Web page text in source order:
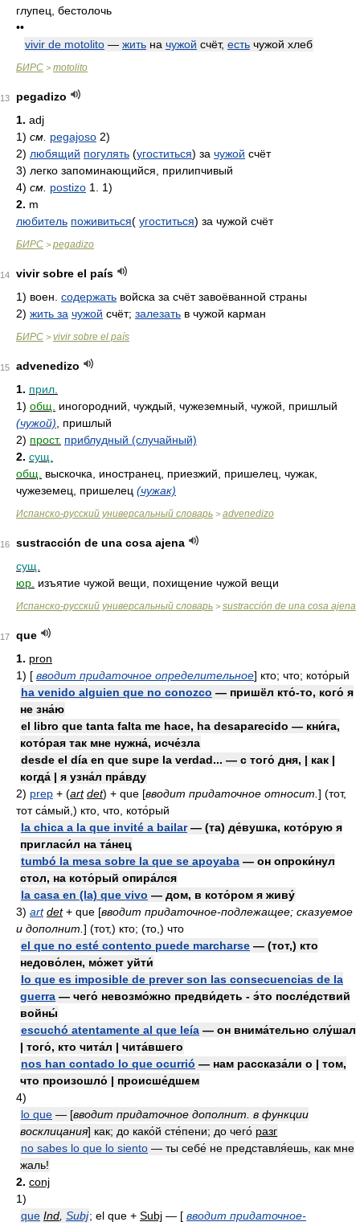
глупец, бестолочь
••
vivir de motolito — жить на чужой счёт, есть чужой хлеб
БИРС > motolito
13
pegadizo
1. adj
1) см. pegajoso 2)
2) любящий погулять (угоститься) за чужой счёт
3) легко запоминающийся, прилипчивый
4) см. postizo 1. 1)
2. m
любитель поживиться( угоститься) за чужой счёт
БИРС > pegadizo
14
vivir sobre el país
1) воен. содержать войска за счёт завоёванной страны
2) жить за чужой счёт; залезать в чужой карман
БИРС > vivir sobre el país
15
advenedizo
1. прил.
1) общ.
иногородний, чуждый, чужеземный, чужой, пришлый
(чужой) , пришлый
2) прост. приблудный (случайный)
2. сущ.
общ.
выскочка, иностранец, приезжий, пришелец, чужак,
чужеземец, пришелец (чужак)
Испанско-русский универсальный словарь > advenedizo
16
sustracción de una cosa ajena
сущ.
юр. изъятие чужой вещи, похищение чужой вещи
Испанско-русский универсальный словарь > sustracción de una cosa ajena
17
que
1. pron
1) [ вводит придаточное определительное] кто; что; кото́рый
ha venido alguien que no conozco — пришёл кто́-то, кого́ я
не зна́ю
el libro que tanta falta me hace, ha desaparecido — кни́га,
кото́рая так мне нужна́, исче́зла
desde el día en que supe la verdad... — с того́ дня, | как |
когда́ | я узна́л пра́вду
2) prep + (art det) + que [вводит придаточное относит. ] (тот,
тот са́мый,) кто, что, кото́рый
la chica a la que invité a bailar— (та) де́вушка, кото́рую я
пригласи́л на та́нец
tumbó la mesa sobre la que se apoyaba — он опроки́нул
стол, на кото́рый опира́лся
la casa en (la) que vivo — дом, в кото́ром я живу́
3) art det+ que [вводит придаточное-подлежащее; сказуемое
и дополнит. ] (тот,) кто; (то,) что
el que no esté contento puede marcharse — (тот,) кто
недово́лен, мо́жет уйти́
lo que es imposible de prever son las consecuencias de la
guerra — чего́ невозмо́жно предви́деть - э́то после́дствий
войны́
escuchó atentamente al que leía — он внима́тельно слу́шал
| того́, кто чита́л | чита́вшего
nos han contado lo que ocurrió — нам рассказа́ли о | том,
что произошло́ | происше́дшем
4)
lo que — [вводит придаточное дополнит. в функции
восклицания] как; до како́й сте́пени; до чего́ разг
no sabes lo que lo siento — ты себе́ не представля́ешь, как мне
жаль!
2. conj
1)
que Ind Subj; el que + Subj — [ вводит придаточное-